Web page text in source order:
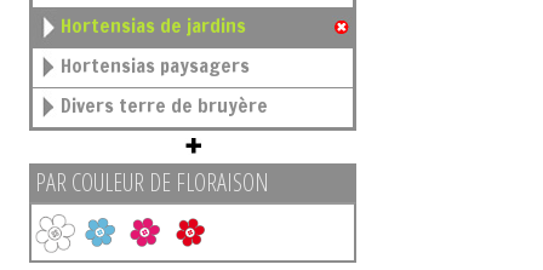
Hortensias de jardins
Hortensias paysagers
Divers terre de bruyère
PAR COULEUR DE FLORAISON